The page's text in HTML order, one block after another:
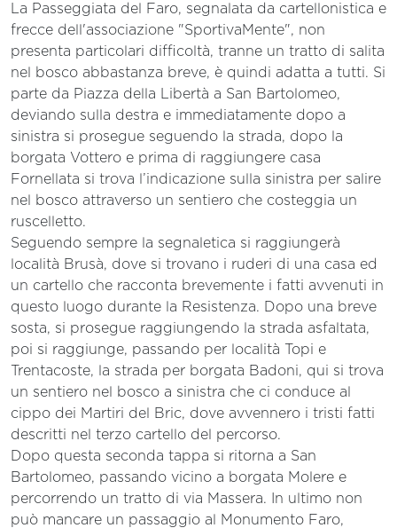
La Passeggiata del Faro, segnalata da cartellonistica e
frecce dell'associazione "SportivaMente", non
presenta particolari difficoltà, tranne un tratto di salita
nel bosco abbastanza breve, è quindi adatta a tutti. Si
parte da Piazza della Libertà a San Bartolomeo,
deviando sulla destra e immediatamente dopo a
sinistra si prosegue seguendo la strada, dopo la
borgata Vottero e prima di raggiungere casa
Fornellata si trova l’indicazione sulla sinistra per salire
nel bosco attraverso un sentiero che costeggia un
ruscelletto.
Seguendo sempre la segnaletica si raggiungerà
località Brusà, dove si trovano i ruderi di una casa ed
un cartello che racconta brevemente i fatti avvenuti in
questo luogo durante la Resistenza. Dopo una breve
sosta, si prosegue raggiungendo la strada asfaltata,
poi si raggiunge, passando per località Topi e
Trentacoste, la strada per borgata Badoni, qui si trova
un sentiero nel bosco a sinistra che ci conduce al
cippo dei Martiri del Bric, dove avvennero i tristi fatti
descritti nel terzo cartello del percorso.
Dopo questa seconda tappa si ritorna a San
Bartolomeo, passando vicino a borgata Molere e
percorrendo un tratto di via Massera. In ultimo non
può mancare un passaggio al Monumento Faro,